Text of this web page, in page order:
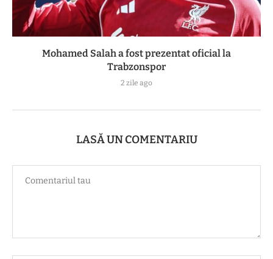
Mohamed Salah a fost prezentat oficial la
Trabzonspor
2 zile ago
LASĂ UN COMENTARIU